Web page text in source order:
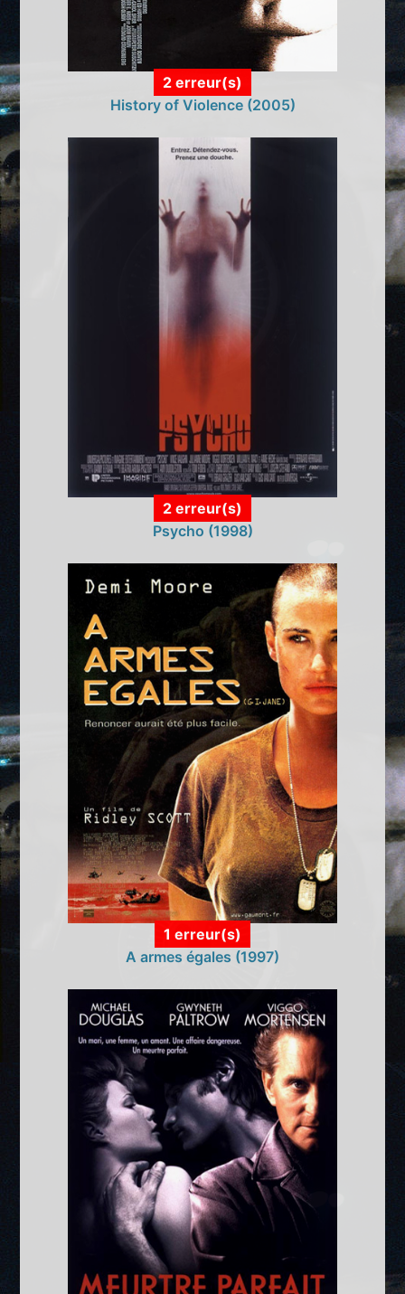
2 erreur(s)
History of Violence (2005)
2 erreur(s)
Psycho (1998)
1 erreur(s)
A armes égales (1997)